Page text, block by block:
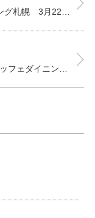
鶴雅ビュッフェダイニング札幌 3月22日より営業再開を再開致します。